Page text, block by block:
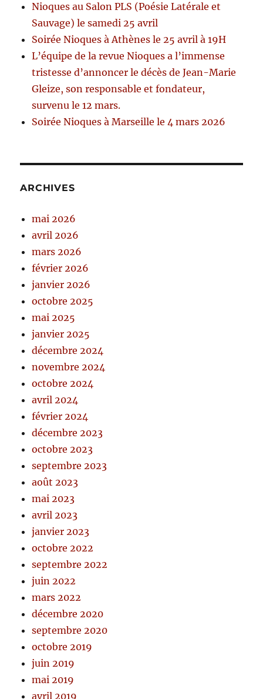
Nioques au Salon PLS (Poésie Latérale et
Sauvage) le samedi 25 avril
Soirée Nioques à Athènes le 25 avril à 19H
L’équipe de la revue Nioques a l’immense
tristesse d’annoncer le décès de Jean-Marie
Gleize, son responsable et fondateur,
survenu le 12 mars.
Soirée Nioques à Marseille le 4 mars 2026
ARCHIVES
mai 2026
avril 2026
mars 2026
février 2026
janvier 2026
octobre 2025
mai 2025
janvier 2025
décembre 2024
novembre 2024
octobre 2024
avril 2024
février 2024
décembre 2023
octobre 2023
septembre 2023
août 2023
mai 2023
avril 2023
janvier 2023
octobre 2022
septembre 2022
juin 2022
mars 2022
décembre 2020
septembre 2020
octobre 2019
juin 2019
mai 2019
avril 2019